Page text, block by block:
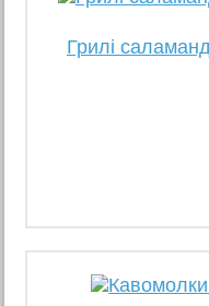
Грилі